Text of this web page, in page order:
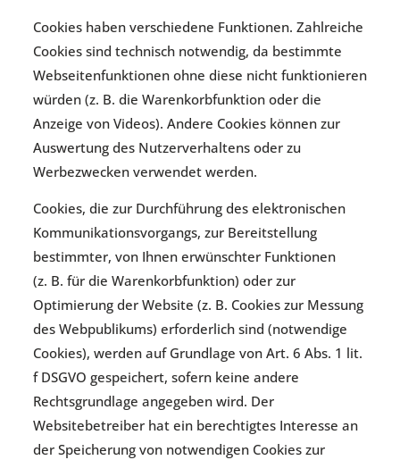
Cookies haben verschiedene Funktionen. Zahlreiche
Cookies sind technisch notwendig, da bestimmte
Webseitenfunktionen ohne diese nicht funktionieren
würden (z. B. die Warenkorbfunktion oder die
Anzeige von Videos). Andere Cookies können zur
Auswertung des Nutzerverhaltens oder zu
Werbezwecken verwendet werden.
Cookies, die zur Durchführung des elektronischen
Kommunikationsvorgangs, zur Bereitstellung
bestimmter, von Ihnen erwünschter Funktionen
(z. B. für die Warenkorbfunktion) oder zur
Optimierung der Website (z. B. Cookies zur Messung
des Webpublikums) erforderlich sind (notwendige
Cookies), werden auf Grundlage von Art. 6 Abs. 1 lit.
f DSGVO gespeichert, sofern keine andere
Rechtsgrundlage angegeben wird. Der
Websitebetreiber hat ein berechtigtes Interesse an
der Speicherung von notwendigen Cookies zur